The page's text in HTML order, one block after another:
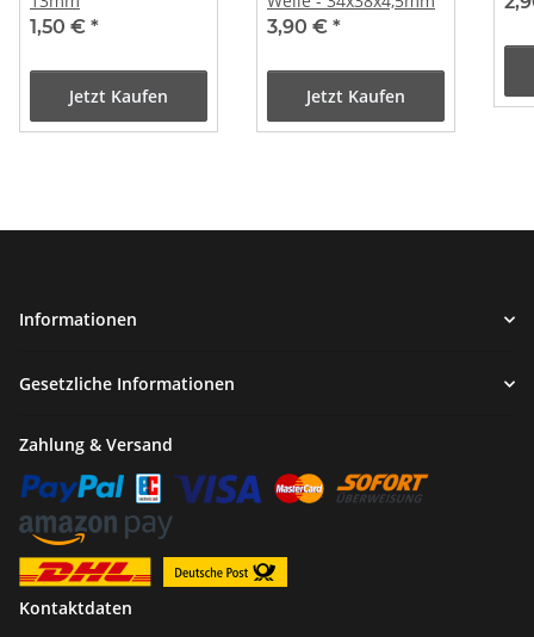
1,50 € *
Jetzt Kaufen
3,90 € *
Jetzt Kaufen
Informationen
Gesetzliche Informationen
Zahlung & Versand
Kontaktdaten